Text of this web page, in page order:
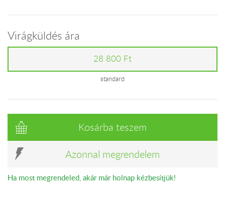
Virágküldés ára
28 800 Ft
standard
Kosárba teszem
Azonnal megrendelem
Ha most megrendeled, akár már holnap kézbesítjük!